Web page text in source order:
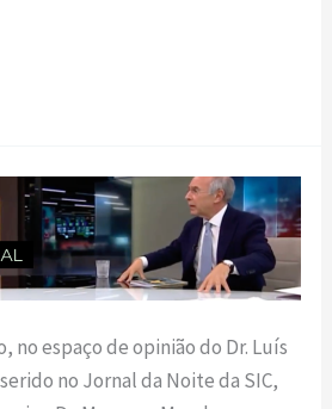
no espaço de opinião do Dr. Luís
no Jornal da Noite da SIC,